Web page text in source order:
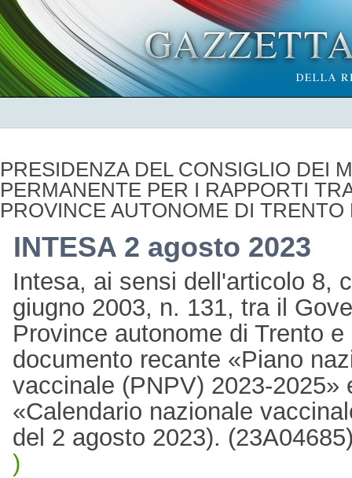
PRESIDENZA DEL CONSIGLIO DEI
PERMANENTE PER I RAPPORTI
PROVINCE AUTONOME DI TRENTO
INTESA 2 agosto 2023
Intesa, ai sensi dell'articolo 8,
giugno 2003, n. 131, tra il
Province autonome di Trento
documento recante «Piano
vaccinale (PNPV) 2023-2025»
«Calendario nazionale
del 2 agosto 2023).
)